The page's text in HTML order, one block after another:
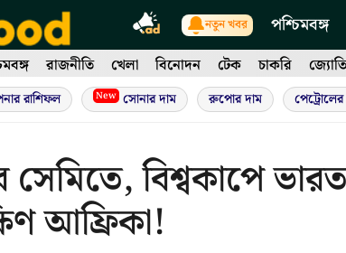
নতুন খবর পশ্চিমবঙ্গ
রাজনীতি খেলা বিনোদন টেক চাকরি
রাশিফল New সোনার দাম রুপোর দাম
বিশ্বকাপে
আফ্রিকা!